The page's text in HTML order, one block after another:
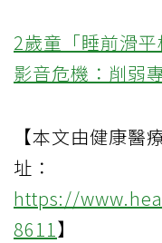
2歲童「睡前滑
影音危機：削弱
【本文由健康醫
址：
https://
8611 】